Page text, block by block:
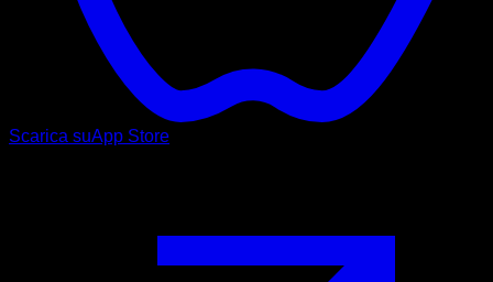
Scarica suApp Store